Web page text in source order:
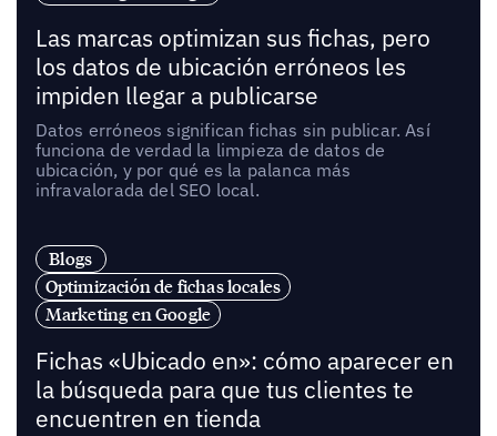
Las marcas optimizan sus fichas, pero
los datos de ubicación erróneos les
impiden llegar a publicarse
Datos erróneos significan fichas sin publicar. Así
funciona de verdad la limpieza de datos de
ubicación, y por qué es la palanca más
infravalorada del SEO local.
Blogs
Optimización de fichas locales
Marketing en Google
Fichas «Ubicado en»: cómo aparecer en
la búsqueda para que tus clientes te
encuentren en tienda